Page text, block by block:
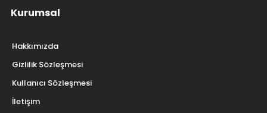
Kurumsal
Hakkımızda
Gizlilik Sözleşmesi
Kullanıcı Sözleşmesi
İletişim